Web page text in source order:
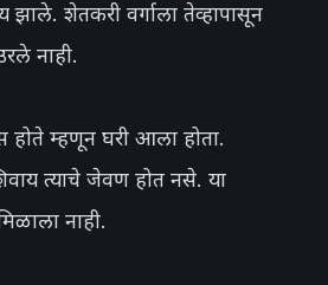
शेतकरी वर्गाला तेव्हापासून
नाही.
होते म्हणून घरी आला होता.
त्याचे जेवण होत नसे. या
नाही.